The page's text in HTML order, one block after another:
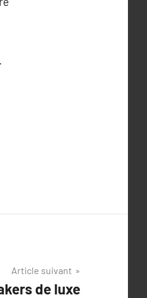
Article suivant
de luxe